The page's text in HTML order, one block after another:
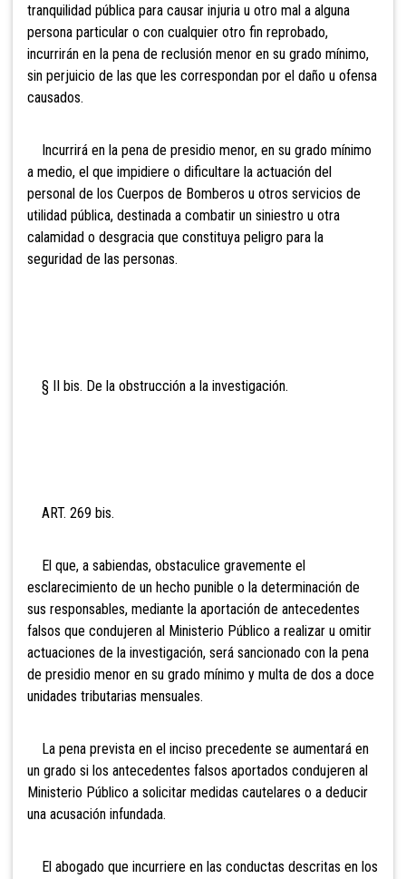
tranquilidad pública para causar injuria u otro mal a alguna
persona particular o con cualquier otro fin reprobado,
incurrirán en la pena de reclusión menor en su grado mínimo,
sin perjuicio de las que les correspondan por el daño u ofensa
causados.
Incurrirá en la pena de presidio menor, en su grado mínimo
a medio, el que impidiere o dificultare la actuación del
personal de los Cuerpos de Bomberos u otros servicios de
utilidad pública, destinada a combatir un siniestro u otra
calamidad o desgracia que constituya peligro para la
seguridad de las personas.
§ II bis. De la obstrucción a la investigación.
ART. 269 bis.
El que, a sabiendas, obstaculice gravemente el
esclarecimiento de un hecho punible o la determinación de
sus responsables, mediante la aportación de antecedentes
falsos que condujeren al Ministerio Público a realizar u omitir
actuaciones de la investigación, será sancionado con la pena
de presidio menor en su grado mínimo y multa de dos a doce
unidades tributarias mensuales.
La pena prevista en el inciso precedente se aumentará en
un grado si los antecedentes falsos aportados condujeren al
Ministerio Público a solicitar medidas cautelares o a deducir
una acusación infundada.
El abogado que incurriere en las conductas descritas en los